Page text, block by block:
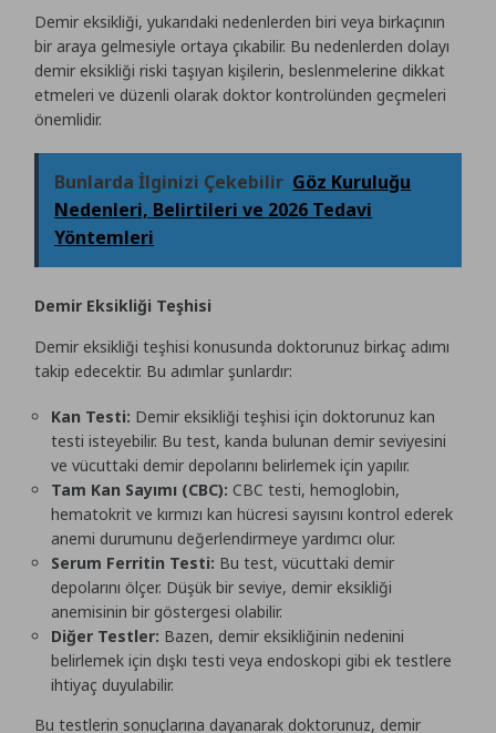
Demir eksikliği, yukarıdaki nedenlerden biri veya birkaçının
bir araya gelmesiyle ortaya çıkabilir. Bu nedenlerden dolayı
demir eksikliği riski taşıyan kişilerin, beslenmelerine dikkat
etmeleri ve düzenli olarak doktor kontrolünden geçmeleri
önemlidir.
Bunlarda İlginizi Çekebilir Göz Kuruluğu
Nedenleri, Belirtileri ve 2026 Tedavi
Yöntemleri
Demir Eksikliği Teşhisi
Demir eksikliği teşhisi konusunda doktorunuz birkaç adımı
takip edecektir. Bu adımlar şunlardır:
Kan Testi: Demir eksikliği teşhisi için doktorunuz kan
testi isteyebilir. Bu test, kanda bulunan demir seviyesini
ve vücuttaki demir depolarını belirlemek için yapılır.
Tam Kan Sayımı (CBC): CBC testi, hemoglobin,
hematokrit ve kırmızı kan hücresi sayısını kontrol ederek
anemi durumunu değerlendirmeye yardımcı olur.
Serum Ferritin Testi: Bu test, vücuttaki demir
depolarını ölçer. Düşük bir seviye, demir eksikliği
anemisinin bir göstergesi olabilir.
Diğer Testler: Bazen, demir eksikliğinin nedenini
belirlemek için dışkı testi veya endoskopi gibi ek testlere
ihtiyaç duyulabilir.
Bu testlerin sonuçlarına dayanarak doktorunuz, demir